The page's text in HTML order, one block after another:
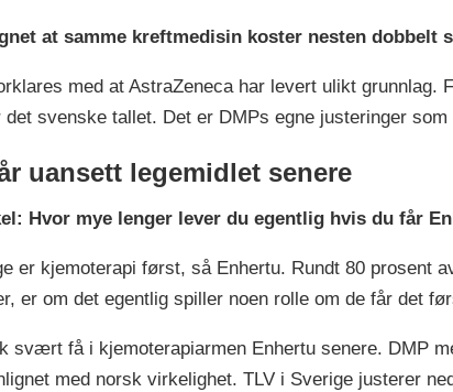
at samme kreftmedisin koster nesten dobbelt
med at AstraZeneca har levert ulikt grunnlag.
svenske tallet. Det er DMPs egne justeringer som
uansett legemidlet senere
Hvor mye lenger lever du egentlig hvis du får
er kjemoterapi først, så Enhertu. Rundt 80 prosent
er om det egentlig spiller noen rolle om de får det
svært få i kjemoterapiarmen Enhertu senere. DMP
med norsk virkelighet. TLV i Sverige justerer